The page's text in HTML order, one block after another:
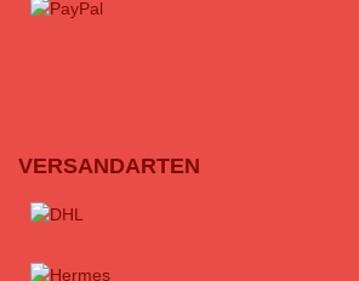
VERSANDARTEN